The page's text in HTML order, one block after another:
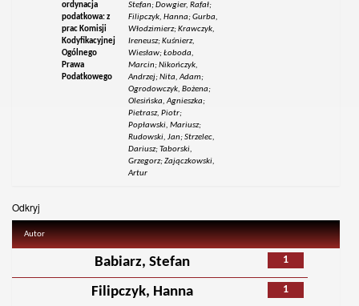
ordynacja
podatkowa: z
prac Komisji
Kodyfikacyjnej
Ogólnego
Prawa
Podatkowego
Stefan; Dowgier, Rafał;
Filipczyk, Hanna; Gurba,
Włodzimierz; Krawczyk,
Ireneusz; Kuśnierz,
Wiesław; Łoboda,
Marcin; Nikończyk,
Andrzej; Nita, Adam;
Ogrodowczyk, Bożena;
Olesińska, Agnieszka;
Pietrasz, Piotr;
Popławski, Mariusz;
Rudowski, Jan; Strzelec,
Dariusz; Taborski,
Grzegorz; Zajączkowski,
Artur
Odkryj
Autor
1
Babiarz, Stefan
1
Filipczyk, Hanna